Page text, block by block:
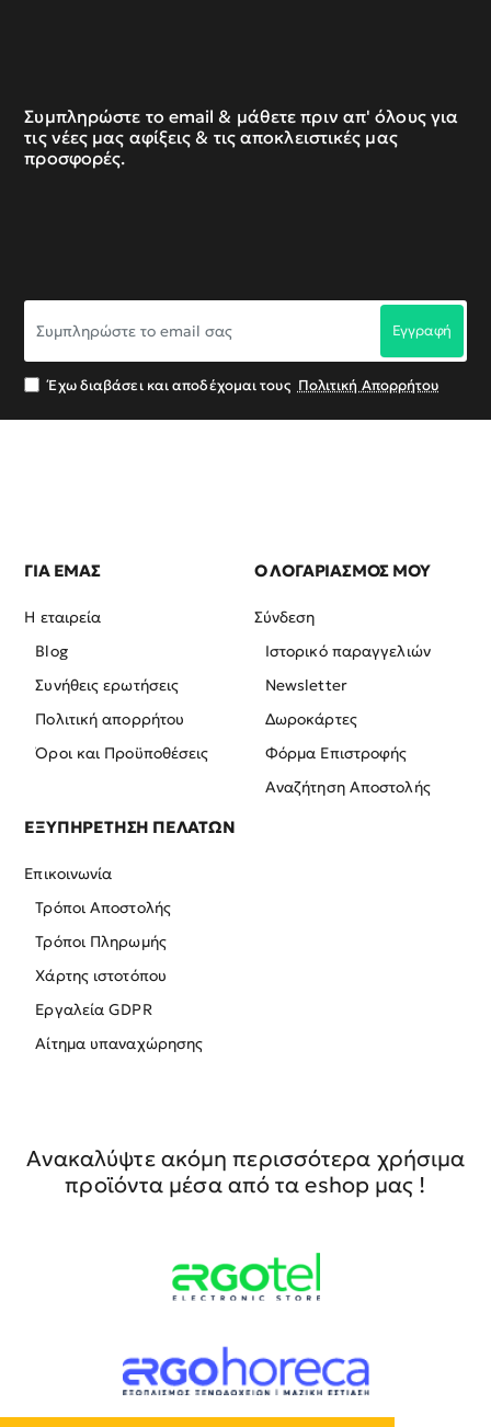
Συμπληρώστε το email & μάθετε πριν απ' όλους για
τις νέες μας αφίξεις & τις αποκλειστικές μας
προσφορές.
το
σας
Εγγραφή
Έχω διαβάσει και αποδέχομαι τους Πολιτική Απορρήτου
ΓΙΑ ΕΜΑΣ
Η εταιρεία
Blog
Συνήθεις ερωτήσεις
Πολιτική απορρήτου
Όροι και Προϋποθέσεις
Ο ΛΟΓΑΡΙΑΣΜΟΣ ΜΟΥ
Σύνδεση
Ιστορικό παραγγελιών
Newsletter
Δωροκάρτες
Φόρμα Επιστροφής
Αναζήτηση Αποστολής
ΕΞΥΠΗΡΕΤΗΣΗ ΠΕΛΑΤΩΝ
Επικοινωνία
Τρόποι Αποστολής
Τρόποι Πληρωμής
Χάρτης ιστοτόπου
Εργαλεία GDPR
Αίτημα υπαναχώρησης
Ανακαλύψτε ακόμη περισσότερα χρήσιμα
προϊόντα μέσα από τα eshop μας !